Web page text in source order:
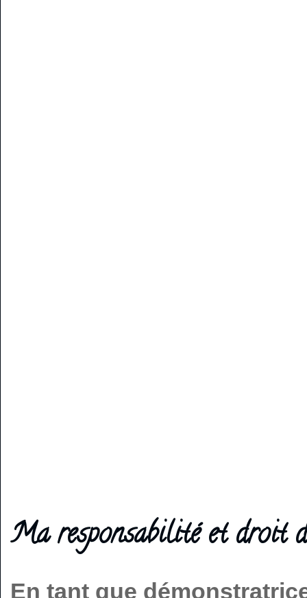
Ma responsabilité et droit
En tant que